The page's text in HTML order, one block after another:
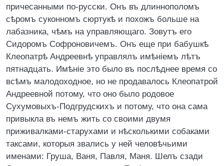
причесанными по-русски. Онъ въ длиннополомъ
сѣромъ суконномъ сюртукѣ и похожъ больше на
лабазника, чѣмъ на управляющаго. Зовутъ его
Сидоромъ Софроновичемъ. Онъ еще при бабушкѣ
Клеопатрѣ Андреевнѣ управлялъ имѣніемъ лѣтъ
пятнадцать. Имѣніе это было въ послѣднее время со
всѣмъ малодоходное, но не продавалось Клеопатрой
Андреевной потому, что оно было родовое
Сухумовыхъ-Подгрудскихъ и потому, что она сама
привыкла въ немъ жить со своими двумя
приживалками-старухами и нѣсколькими собаками
таксами, которыя звались у ней человѣчьими
именами: Груша, Ваня, Павля, Маня. Шелъ сзади